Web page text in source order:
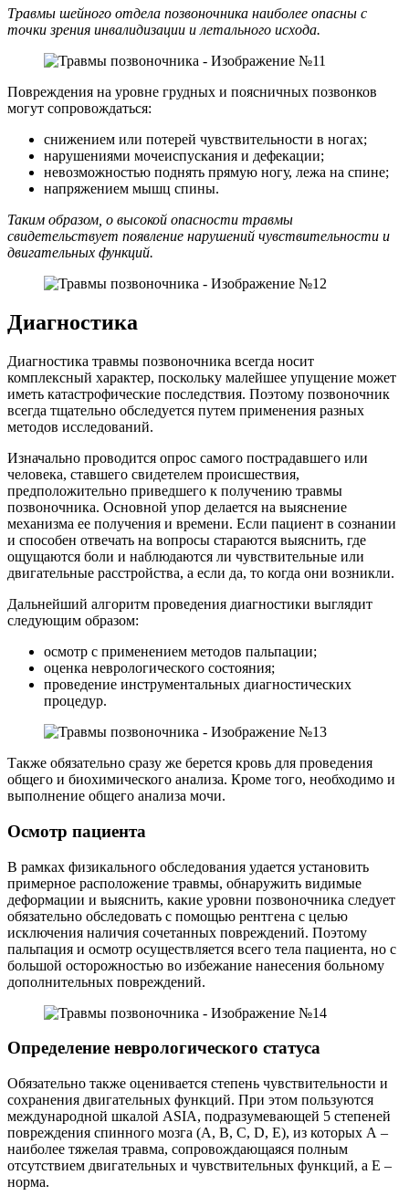
Травмы шейного отдела позвоночника наиболее опасны с
точки зрения инвалидизации и летального исхода.
Повреждения на уровне грудных и поясничных позвонков
могут сопровождаться:
снижением или потерей чувствительности в ногах;
нарушениями мочеиспускания и дефекации;
невозможностью поднять прямую ногу, лежа на спине;
напряжением мышц спины.
Таким образом, о высокой опасности травмы
свидетельствует появление нарушений чувствительности и
двигательных функций.
Диагностика
Диагностика травмы позвоночника всегда носит
комплексный характер, поскольку малейшее упущение может
иметь катастрофические последствия. Поэтому позвоночник
всегда тщательно обследуется путем применения разных
методов исследований.
Изначально проводится опрос самого пострадавшего или
человека, ставшего свидетелем происшествия,
предположительно приведшего к получению травмы
позвоночника. Основной упор делается на выяснение
механизма ее получения и времени. Если пациент в сознании
и способен отвечать на вопросы стараются выяснить, где
ощущаются боли и наблюдаются ли чувствительные или
двигательные расстройства, а если да, то когда они возникли.
Дальнейший алгоритм проведения диагностики выглядит
следующим образом:
осмотр с применением методов пальпации;
оценка неврологического состояния;
проведение инструментальных диагностических
процедур.
Также обязательно сразу же берется кровь для проведения
общего и биохимического анализа. Кроме того, необходимо и
выполнение общего анализа мочи.
Осмотр пациента
В рамках физикального обследования удается установить
примерное расположение травмы, обнаружить видимые
деформации и выяснить, какие уровни позвоночника следует
обязательно обследовать с помощью рентгена с целью
исключения наличия сочетанных повреждений. Поэтому
пальпация и осмотр осуществляется всего тела пациента, но с
большой осторожностью во избежание нанесения больному
дополнительных повреждений.
Определение неврологического статуса
Обязательно также оценивается степень чувствительности и
сохранения двигательных функций. При этом пользуются
международной шкалой ASIA, подразумевающей 5 степеней
повреждения спинного мозга (A, B, C, D, E), из которых А –
наиболее тяжелая травма, сопровождающаяся полным
отсутствием двигательных и чувствительных функций, а Е –
норма.